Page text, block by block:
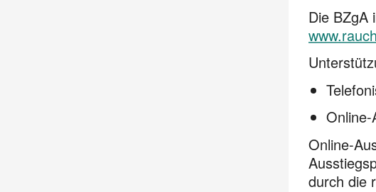
Die BZgA
Online-
durch die